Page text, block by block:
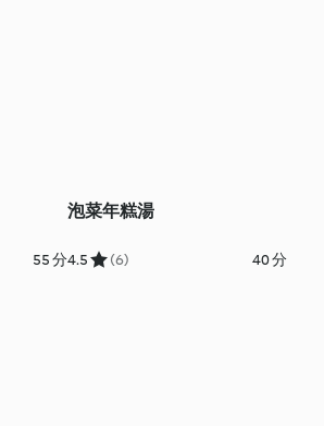
55 分
泡菜年糕湯
4.5 (6) 40 分